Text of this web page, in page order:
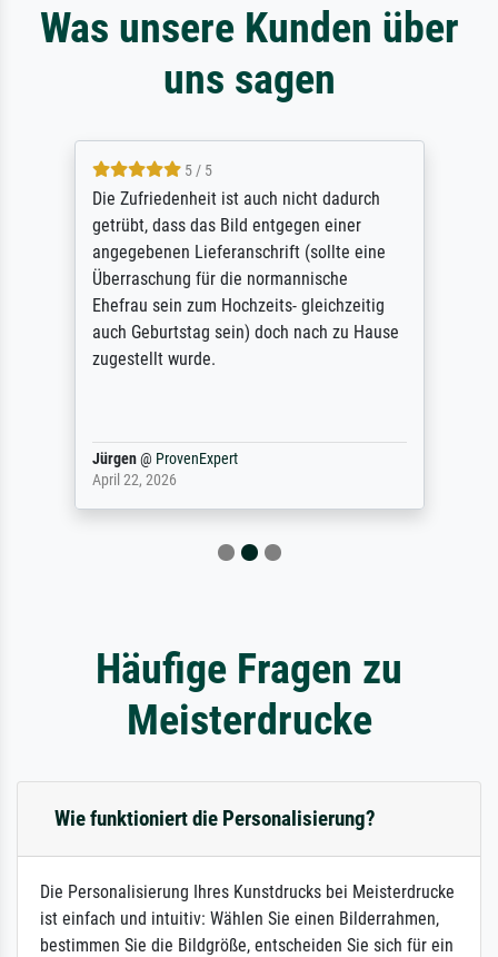
Was unsere Kunden über
uns sagen
5 / 5
Die Zufriedenheit ist auch nicht dadurch
getrübt, dass das Bild entgegen einer
angegebenen Lieferanschrift (sollte eine
Überraschung für die normannische
Ehefrau sein zum Hochzeits- gleichzeitig
auch Geburtstag sein) doch nach zu Hause
zugestellt wurde.
Jürgen@ ProvenExpert
April 22, 2026
Häufige Fragen zu
Meisterdrucke
Wie funktioniert die Personalisierung?
Die Personalisierung Ihres Kunstdrucks bei Meisterdrucke
ist einfach und intuitiv: Wählen Sie einen Bilderrahmen,
bestimmen Sie die Bildgröße, entscheiden Sie sich für ein